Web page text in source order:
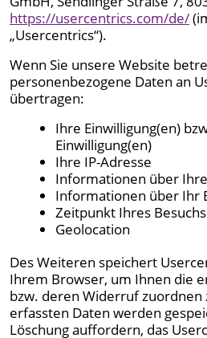
https://usercentrics.com/de/
„Usercentrics“).
Wenn Sie unsere Website
personenbezogene Daten an
übertragen:
Ihre Einwilligung(en)
Einwilligung(en)
Ihre IP-Adresse
Informationen über
Informationen über Ihr
Zeitpunkt Ihres
Geolocation
Des Weiteren speichert
Ihrem Browser, um Ihnen die
bzw. deren Widerruf zuordnen
erfassten Daten werden
Löschung auffordern, das